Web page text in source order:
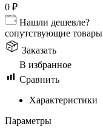
0 ₽
Нашли дешевле?
сопутствующие товары
Заказать
В избранное
Сравнить
Характеристики
Параметры